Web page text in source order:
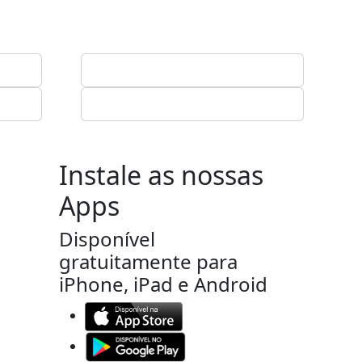
Instale as nossas
Apps
Disponível
gratuitamente para
iPhone, iPad e Android